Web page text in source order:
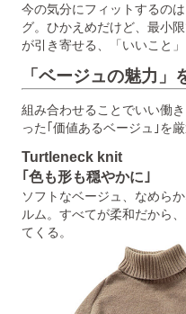
今の気分にフィットするの
グ。ひかえめだけど、最小
が引き寄せる、「いいこと」
「ベージュの魅力」
組み合わせることでいい働
った｢価値あるベージュ｣を厳
Turtleneck knit
｢色も形も穏やかに｣
ソフトなベージュ、なめら
ルム。すべてが柔和だから
てくる。